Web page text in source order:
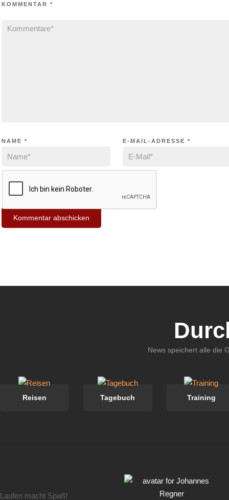
KOMMENTAR *
NAME * E-MAIL-ADRESSE *
News speichert alle die
Reisen Tagebuch Training
Laufen macht Spaß!